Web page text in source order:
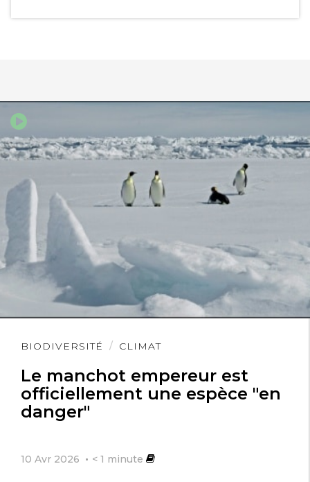
BIODIVERSITÉ CLIMAT
Le manchot empereur est
officiellement une espèce "en
danger"
10 Avr 2026 < 1 minute
Lire